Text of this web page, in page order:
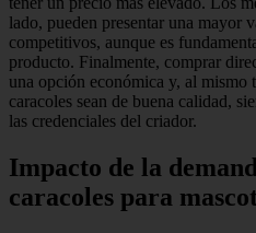
lado, pueden presentar una mayor
competitivos, aunque es
producto. Finalmente, comprar
una opción económica y, al mismo
caracoles sean de buena calidad,
las credenciales del criador.
Impacto de la
caracoles para